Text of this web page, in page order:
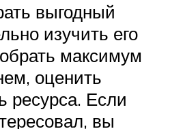
выгодный
изучить его
максимум
оценить
ресурса. Если
вы